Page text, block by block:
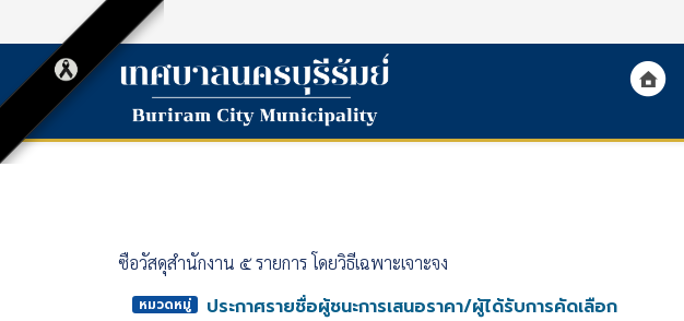
ซื้อวัสดุสำนักงาน ๕ รายการ โดยวิธีเฉพาะเจาะจง
หมวดหมู่ ประกาศรายชื่อผู้ชนะการเสนอราคา/ผู้ได้รับการคัดเลือก